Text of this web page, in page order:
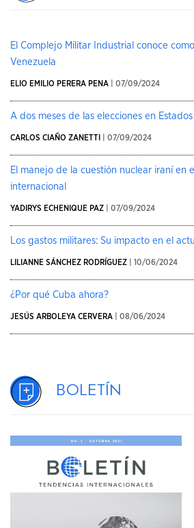
El Complejo Militar Industrial conoce
Venezuela
ELIO EMILIO PERERA PENA | 07/09/2024
A dos meses de las elecciones en
CARLOS CIAÑO ZANETTI | 07/09/2024
El manejo de la cuestión nuclear iraní en
internacional
YADIRYS ECHENIQUE PAZ | 07/09/2024
Los gastos militares: Su impacto en el
LILIANNE SÁNCHEZ RODRÍGUEZ | 10/06/2024
¿Por qué Cuba ahora?
JESÚS ARBOLEYA CERVERA | 08/06/2024
Boletín